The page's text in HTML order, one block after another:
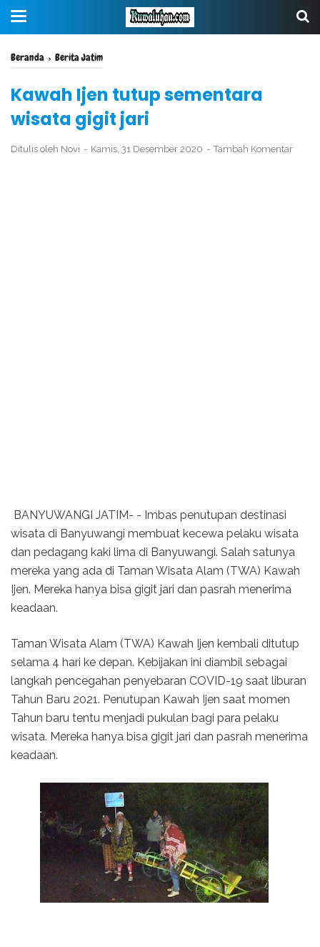
Beranda › Berita Jatim
Kawah Ijen tutup sementara
wisata gigit jari
Ditulis oleh Novi Kamis, 31 Desember 2020 Tambah Komentar
BANYUWANGI JATIM- - Imbas penutupan destinasi
wisata di Banyuwangi membuat kecewa pelaku wisata
dan pedagang kaki lima di Banyuwangi. Salah satunya
mereka yang ada di Taman Wisata Alam (TWA) Kawah
Ijen. Mereka hanya bisa gigit jari dan pasrah menerima
keadaan.
Taman Wisata Alam (TWA) Kawah Ijen kembali ditutup
selama 4 hari ke depan. Kebijakan ini diambil sebagai
langkah pencegahan penyebaran COVID-19 saat liburan
Tahun Baru 2021. Penutupan Kawah Ijen saat momen
Tahun baru tentu menjadi pukulan bagi para pelaku
wisata. Mereka hanya bisa gigit jari dan pasrah menerima
keadaan.